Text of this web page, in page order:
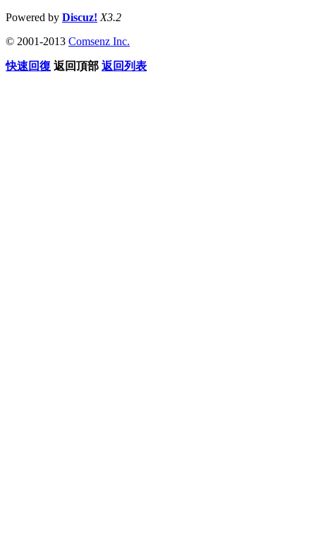
Powered by Discuz! X3.2
© 2001-2013 Comsenz Inc.
快速回復 返回頂部 返回列表